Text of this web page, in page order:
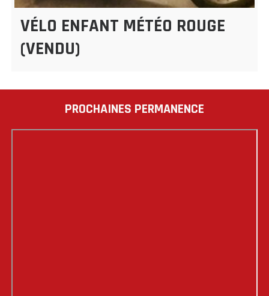
VÉLO ENFANT MÉTÉO ROUGE
(VENDU)
PROCHAINES PERMANENCE